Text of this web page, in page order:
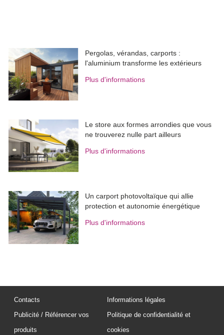
Pergolas, vérandas, carports :
l'aluminium transforme les extérieurs
Plus d'informations
Le store aux formes arrondies que vous
ne trouverez nulle part ailleurs
Plus d'informations
Un carport photovoltaïque qui allie
protection et autonomie énergétique
Plus d'informations
Contacts
Publicité / Référencer vos
produits
Informations légales
Politique de confidentialité et
cookies